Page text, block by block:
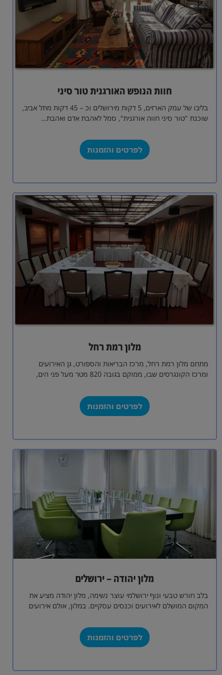
חוות הנופש האורגנית טור סיני
בליבו של עמק הארזים, 5 דקות מירושלים וכ – 45 דקות מתל אביב,
שוכנת "טור סיני חווה אורגנית", סמל לאהבת אדם ואהבת…
לפרטים והזמנות
מלון רמת רחל
מתחם מלון רמת רחל, מרכז הבריאות והספורט, גן האירועים
ומרכז הקונגרסים שבו, ממוקם בגובה 820 מטר מעל פני הים,
לפרטים והזמנות
מלון יהודה – ירושלים
בלב חורש טבעי ונוף ירושלמי עוצר נשימה, מלון יהודה מציע את
המקום המושלם לאירועים וכנסים עסקיים. במלון, אולם אירועים
לפרטים והזמנות